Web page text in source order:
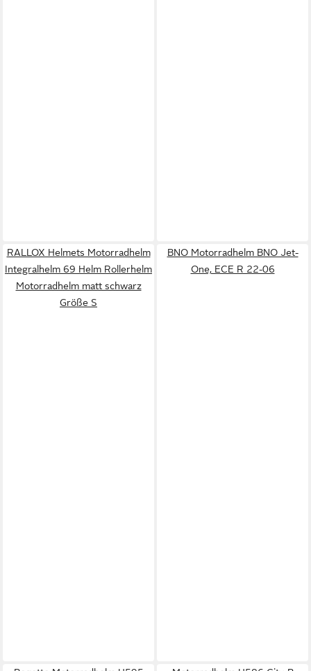
RALLOX Helmets Motorradhelm
Integralhelm 69 Helm Rollerhelm
Motorradhelm matt schwarz
Größe S
BNO Motorradhelm BNO Jet-
One, ECE R 22-06